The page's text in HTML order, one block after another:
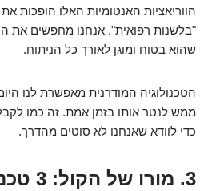
הווריאציות האנטומיות האלו הופכות
"בלשנות רפואית". אנחנו מחפשים את
שהוא בטוח ומוגן לאורך כל הניתוח.
הטכנולוגיה המודרנית מאפשרת לנו
כדי לוודא שאנחנו לא סוטים מהדרך.
3.